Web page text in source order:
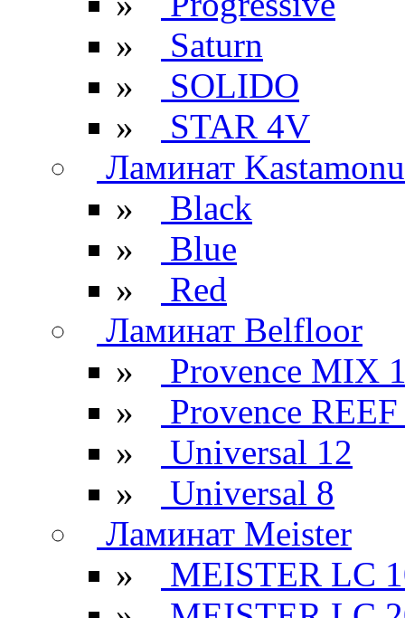
»
Saturn
»
SOLIDO
»
STAR 4V
Ламинат Kastamonu
»
Black
»
Blue
»
Red
Ламинат Belfloor
»
Provence MIX
»
Provence
»
Universal 12
»
Universal 8
Ламинат Meister
»
MEISTER LC